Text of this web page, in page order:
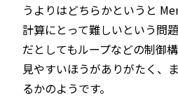
うよりはどちらかというと
計算にとって難しいという問
だとしてもループなどの制御
見やすいほうがありがたく、
るかのようです。